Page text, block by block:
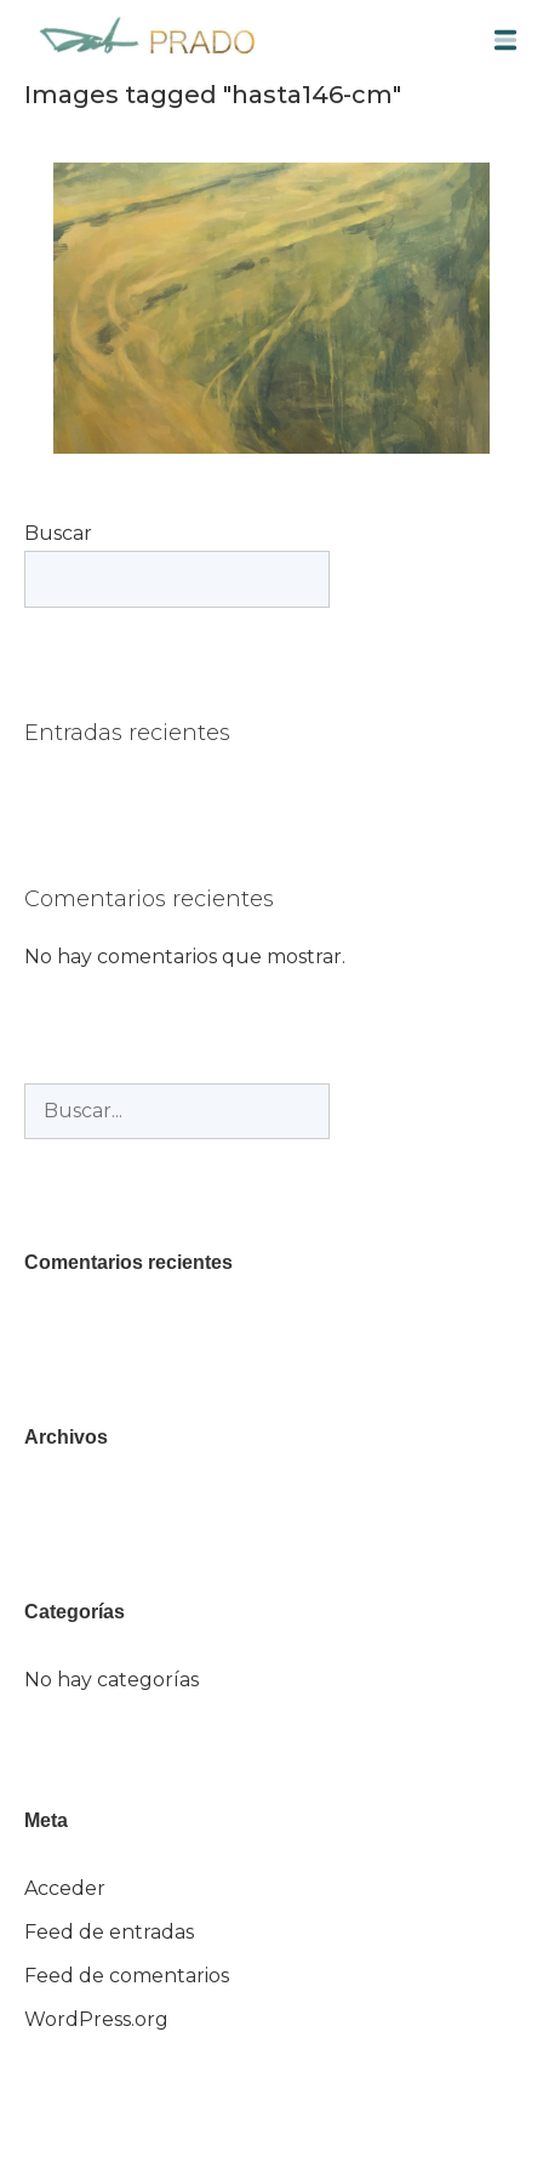
contenido
Images tagged "hasta146-cm"
Buscar
Entradas recientes
Comentarios recientes
No hay comentarios que mostrar.
Buscar:
Comentarios recientes
Archivos
Categorías
No hay categorías
Meta
Acceder
Feed de entradas
Feed de comentarios
WordPress.org